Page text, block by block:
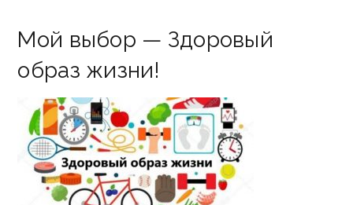
Мой выбор — Здоровый
образ жизни!